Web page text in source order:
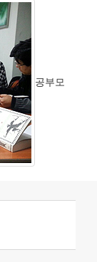
공부모